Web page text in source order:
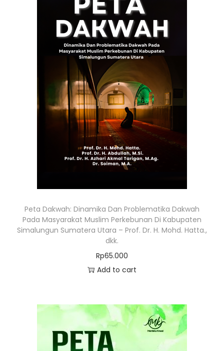
Peta Dakwah: Dinamika Dan Problematika Dakwah
Pada Masyarakat Muslim Perkebunan Di Kabupaten
Simalungun Sumatera Utara – Prof. Dr. H. Mohd. Hatta.,
dkk.
Rp65.000
Add to cart